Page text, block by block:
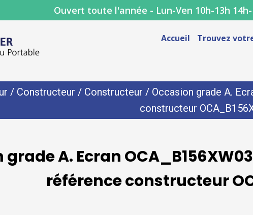
Ouvert toute l'année - Lun-Ven 10h-13h
Accueil Trouvez
/ Constructeur / Constructeur / Occasion grade A.
constructeur
grade A. Ecran
référence constructeur